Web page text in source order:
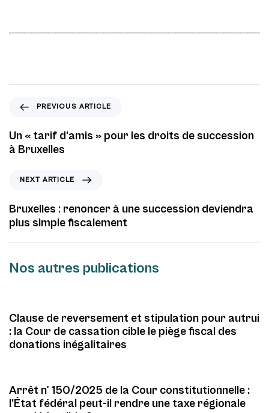
e
v
A
r
t
c
PREVIOUS ARTICLE
Un « tarif d’amis » pour les droits de succession
à Bruxelles
x
t
A
r
t
i
e
NEXT ARTICLE
Bruxelles : renoncer à une succession deviendra
plus simple fiscalement
Nos autres publications
Non classé
Clause de reversement et stipulation pour autrui
: la Cour de cassation cible le piège fiscal des
donations inégalitaires
Non classé
Arrêt n° 150/2025 de la Cour constitutionnelle :
l’État fédéral peut-il rendre une taxe régionale